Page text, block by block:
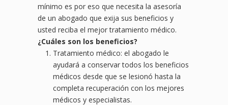
mínimo es por eso que necesita la asesoría
de un abogado que exija sus beneficios y
usted reciba el mejor tratamiento médico.
¿Cuáles son los beneficios?
Tratamiento médico: el abogado le
ayudará a conservar todos los beneficios
médicos desde que se lesionó hasta la
completa recuperación con los mejores
médicos y especialistas.